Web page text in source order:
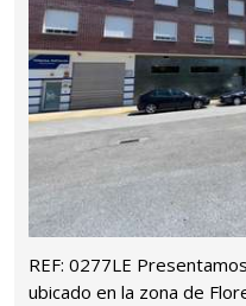
REF: 0277LE
ubicado en la zona de